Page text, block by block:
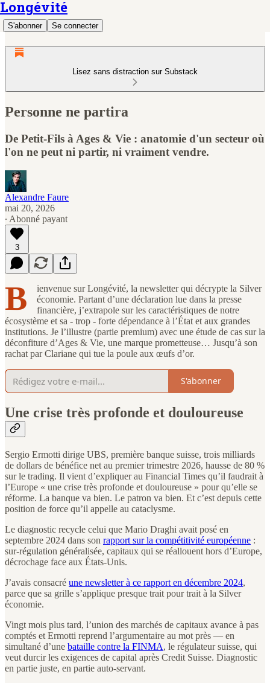
Longévité
S'abonner Se connecter
Lisez sans distraction sur Substack
Personne ne partira
De Petit-Fils à Ages & Vie : anatomie d'un secteur où
l'on ne peut ni partir, ni vraiment vendre.
Alexandre Faure
mai 20, 2026
∙ Abonné payant
3
B
ienvenue sur Longévité, la newsletter qui décrypte la Silver
économie. Partant d’une déclaration lue dans la presse
financière, j’extrapole sur les caractéristiques de notre
écosystème et sa - trop - forte dépendance à l’État et aux grandes
institutions. Je l’illustre (partie premium) avec une étude de cas sur la
déconfiture d’Ages & Vie, une marque prometteuse… Jusqu’à son
rachat par Clariane qui tue la poule aux œufs d’or.
S'abonner
Une crise très profonde et douloureuse
Sergio Ermotti dirige UBS, première banque suisse, trois milliards
de dollars de bénéfice net au premier trimestre 2026, hausse de 80 %
sur le trading. Il vient d’expliquer au Financial Times qu’il faudrait à
l’Europe « une crise très profonde et douloureuse » pour qu’elle se
réforme. La banque va bien. Le patron va bien. Et c’est depuis cette
position de force qu’il appelle au cataclysme.
Le diagnostic recycle celui que Mario Draghi avait posé en
septembre 2024 dans son rapport sur la compétitivité européenne :
sur-régulation généralisée, capitaux qui se réallouent hors d’Europe,
décrochage face aux États-Unis.
J’avais consacré une newsletter à ce rapport en décembre 2024,
parce que sa grille s’applique presque trait pour trait à la Silver
économie.
Vingt mois plus tard, l’union des marchés de capitaux avance à pas
comptés et Ermotti reprend l’argumentaire au mot près — en
simultané d’une bataille contre la FINMA, le régulateur suisse, qui
veut durcir les exigences de capital après Credit Suisse. Diagnostic
en partie juste, en partie auto-servant.